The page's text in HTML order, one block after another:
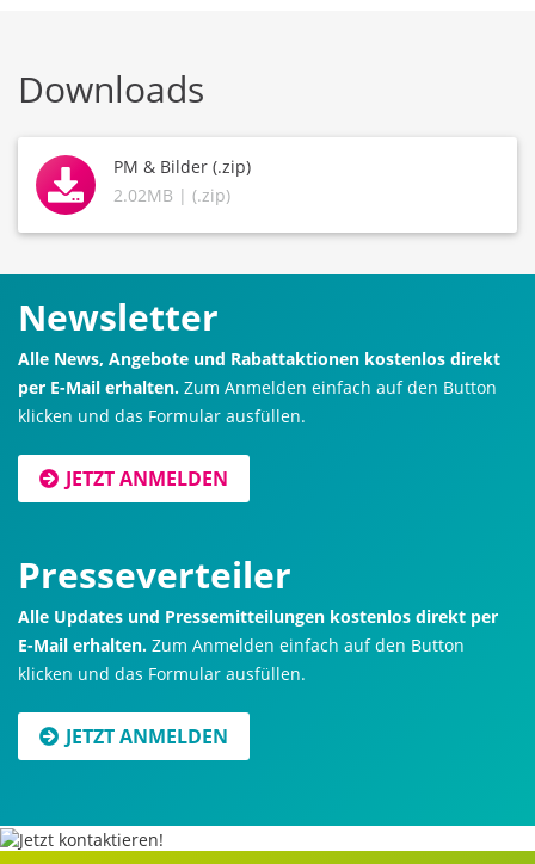
Downloads
PM & Bilder (.zip)
2.02MB | (.zip)
Newsletter
Alle News, Angebote und Rabattaktionen kostenlos direkt
per E-Mail erhalten. Zum Anmelden einfach auf den Button
klicken und das Formular ausfüllen.
JETZT ANMELDEN
Presseverteiler
Alle Updates und Pressemitteilungen kostenlos direkt per
E-Mail erhalten. Zum Anmelden einfach auf den Button
klicken und das Formular ausfüllen.
JETZT ANMELDEN